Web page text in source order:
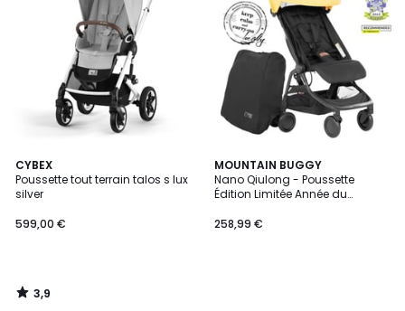
CYBEX
Poussette tout terrain talos s lux
silver
599,00 €
3,9
/ 5
3,9
/
MOUNTAIN BUGGY
Nano Qiulong - Poussette
Édition Limitée Année du
258,99 €